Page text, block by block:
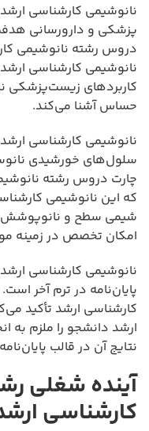
نانوشیمی کارشناسی ارشد
پزشکی و دارورسانی
دروس رشته نانوشیمی
نانوشیمی کارشناسی
کاربردهای زیست‌پزشکی
حساس آشنا می‌کند.
نانوشیمی کارشناسی
سلول‌های خورشیدی
چارت دروس رشته
که این نانوشیمی
شیمی سطح و
امکان تخصص در زمینه
نانوشیمی کارشناسی
پایان‌نامه در ترم آخر
کارشناسی ارشد تأکید
ارشد دانشجو را ملزم
نتایج آن در قالب
آینده شغلی
کارشناسی